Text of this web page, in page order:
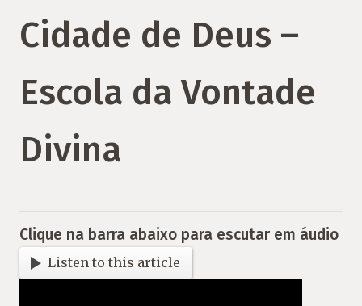
Cidade de Deus –
Escola da Vontade
Divina
Clique na barra abaixo para escutar em áudio
Listen to this article